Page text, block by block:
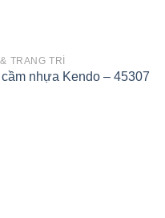
TRANG TRÍ
nhựa Kendo – 45307